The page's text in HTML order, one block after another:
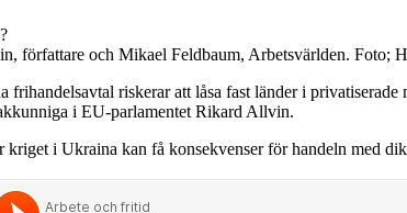
författare och Mikael Feldbaum, Arbetsvärlden. Foto;
frihandelsavtal riskerar att låsa fast länder i
i EU-parlamentet Rikard Allvin.
kriget i Ukraina kan få konsekvenser för handeln med